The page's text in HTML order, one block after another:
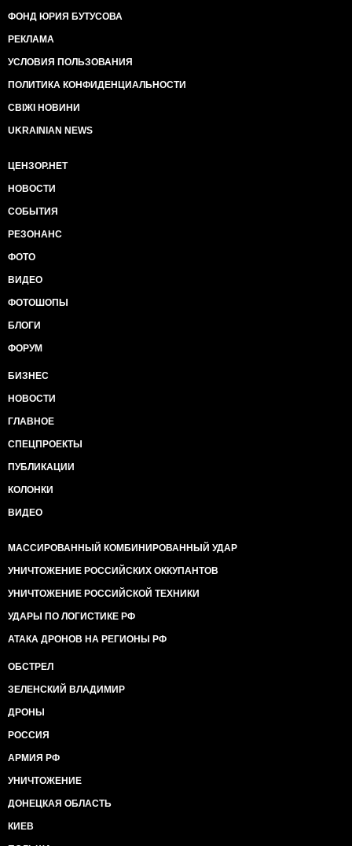
ФОНД ЮРИЯ БУТУСОВА
РЕКЛАМА
УСЛОВИЯ ПОЛЬЗОВАНИЯ
ПОЛИТИКА КОНФИДЕНЦИАЛЬНОСТИ
СВІЖІ НОВИНИ
UKRAINIAN NEWS
ЦЕНЗОР.НЕТ
НОВОСТИ
СОБЫТИЯ
РЕЗОНАНС
ФОТО
ВИДЕО
ФОТОШОПЫ
БЛОГИ
ФОРУМ
БИЗНЕС
НОВОСТИ
ГЛАВНОЕ
СПЕЦПРОЕКТЫ
ПУБЛИКАЦИИ
КОЛОНКИ
ВИДЕО
МАССИРОВАННЫЙ КОМБИНИРОВАННЫЙ УДАР
УНИЧТОЖЕНИЕ РОССИЙСКИХ ОККУПАНТОВ
УНИЧТОЖЕНИЕ РОССИЙСКОЙ ТЕХНИКИ
УДАРЫ ПО ЛОГИСТИКЕ РФ
АТАКА ДРОНОВ НА РЕГИОНЫ РФ
ОБСТРЕЛ
ЗЕЛЕНСКИЙ ВЛАДИМИР
ДРОНЫ
РОССИЯ
АРМИЯ РФ
УНИЧТОЖЕНИЕ
ДОНЕЦКАЯ ОБЛАСТЬ
КИЕВ